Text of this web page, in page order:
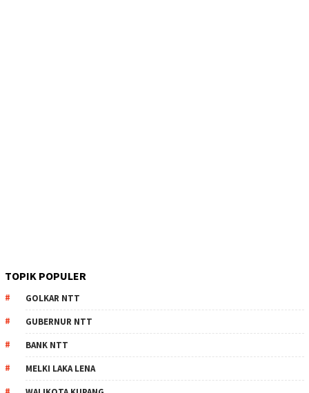
TOPIK POPULER
GOLKAR NTT
GUBERNUR NTT
BANK NTT
MELKI LAKA LENA